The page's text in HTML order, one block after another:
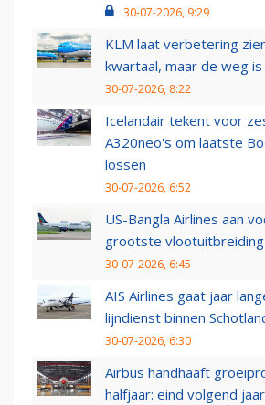
30-07-2026, 9:29
KLM laat verbetering
kwartaal, maar de weg
30-07-2026, 8:22
Icelandair tekent voor
A320neo's om laatste
lossen
30-07-2026, 6:52
US-Bangla Airlines aan
grootste
30-07-2026, 6:45
AIS Airlines gaat jaar
lijndienst binnen
30-07-2026, 6:30
Airbus handhaaft
halfjaar: eind volgend